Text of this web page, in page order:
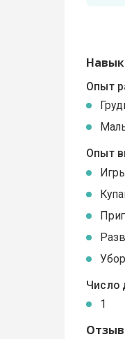
Опыт
Опыт
Число
1